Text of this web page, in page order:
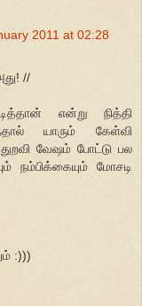
2011 at 02:28
//
என்று நித்தி
யாரும் கேள்வி
வேஷம் போட்டு பல
மோசடி
:)))